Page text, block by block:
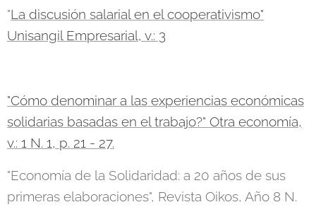
"La discusión salarial en el cooperativismo"
Unisangil Empresarial, v.: 3
"Cómo denominar a las experiencias económicas
solidarias basadas en el trabajo?" Otra economía,
v.: 1 N. 1, p. 21 - 27.
"Economía de la Solidaridad: a 20 años de sus
primeras elaboraciones", Revista Oikos, Año 8 N.